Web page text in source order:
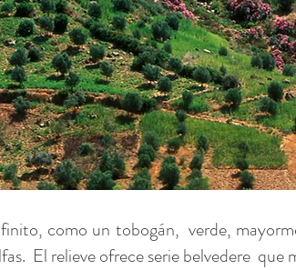
como un tobogán, verde,
El relieve ofrece serie belvedere que